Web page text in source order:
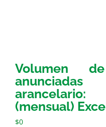
Volumen
(mensual)
$0